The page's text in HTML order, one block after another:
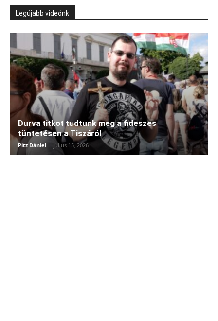
Legújabb videónk
Durva titkot tudtunk meg a fideszes
tüntetésen a Tiszáról
Pitz Dániel - július 15, 2026